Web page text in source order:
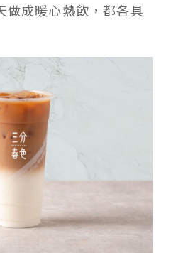
做成暖心熱飲，都各具